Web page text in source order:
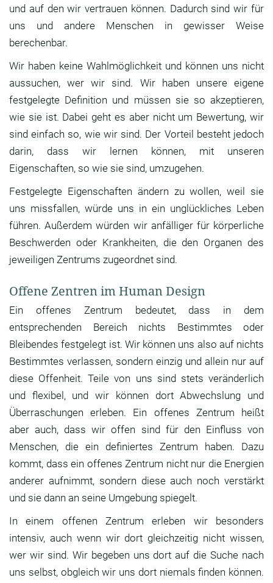
und auf den wir vertrauen können. Dadurch sind wir für
uns und andere Menschen in gewisser Weise
berechenbar.
Wir haben keine Wahlmöglichkeit und können uns nicht
aussuchen, wer wir sind. Wir haben unsere eigene
festgelegte Definition und müssen sie so akzeptieren,
wie sie ist. Dabei geht es aber nicht um Bewertung, wir
sind einfach so, wie wir sind. Der Vorteil besteht jedoch
darin, dass wir lernen können, mit unseren
Eigenschaften, so wie sie sind, umzugehen.
Festgelegte Eigenschaften ändern zu wollen, weil sie
uns missfallen, würde uns in ein unglückliches Leben
führen. Außerdem würden wir anfälliger für körperliche
Beschwerden oder Krankheiten, die den Organen des
jeweiligen Zentrums zugeordnet sind.
Offene Zentren im Human Design
Ein offenes Zentrum bedeutet, dass in dem
entsprechenden Bereich nichts Bestimmtes oder
Bleibendes festgelegt ist. Wir können uns also auf nichts
Bestimmtes verlassen, sondern einzig und allein nur auf
diese Offenheit. Teile von uns sind stets veränderlich
und flexibel, und wir können dort Abwechslung und
Überraschungen erleben. Ein offenes Zentrum heißt
aber auch, dass wir offen sind für den Einfluss von
Menschen, die ein definiertes Zentrum haben. Dazu
kommt, dass ein offenes Zentrum nicht nur die Energien
anderer aufnimmt, sondern diese auch noch verstärkt
und sie dann an seine Umgebung spiegelt.
In einem offenen Zentrum erleben wir besonders
intensiv, auch wenn wir dort gleichzeitig nicht wissen,
wer wir sind. Wir begeben uns dort auf die Suche nach
uns selbst, obgleich wir uns dort niemals finden können.